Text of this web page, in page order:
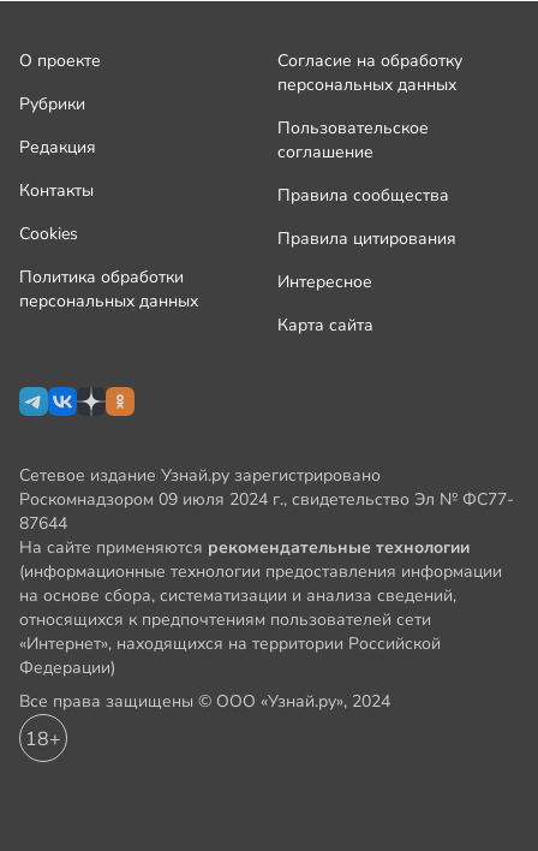
О проекте
Рубрики
Редакция
Контакты
Cookies
Политика обработки
персональных данных
Согласие на обработку
персональных данных
Пользовательское
соглашение
Правила сообщества
Правила цитирования
Интересное
Карта сайта
Сетевое издание Узнай.ру зарегистрировано
Роскомнадзором 09 июля 2024 г., свидетельство Эл № ФС77-
87644
На сайте применяются рекомендательные технологии
(информационные технологии предоставления информации
на основе сбора, систематизации и анализа сведений,
относящихся к предпочтениям пользователей сети
«Интернет», находящихся на территории Российской
Федерации)
Все права защищены © ООО «Узнай.ру», 2024
18+